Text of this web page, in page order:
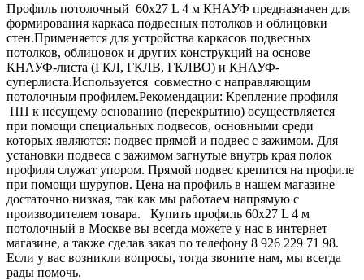
Профиль потолочный 60х27 L 4 м КНАУФ предназначен для
формирования каркаса подвесных потолков и облицовки
стен.Применяется для устройства каркасов подвесных
потолков, облицовок и других конструкций на основе
КНАУФ-листа (ГКЛ, ГКЛВ, ГКЛВО) и КНАУФ-
суперлиста.Используется совместно с направляющим
потолочным профилем.Рекомендации: Крепление профиля
ПП к несущему основанию (перекрытию) осуществляется
при помощи специальных подвесов, основными среди
которых являются: подвес прямой и подвес с зажимом. Для
установки подвеса с зажимом загнутые внутрь края полок
профиля служат упором. Прямой подвес крепится на профиле
при помощи шурупов. Цена на профиль в нашем магазине
достаточно низкая, так как мы работаем напрямую с
производителем товара. Купить профиль 60х27 L 4 м
потолочный в Москве вы всегда можете у нас в интернет
магазине, а также сделав заказ по телефону 8 926 229 71 98.
Если у вас возникли вопросы, тогда звоните нам, мы всегда
рады помочь.